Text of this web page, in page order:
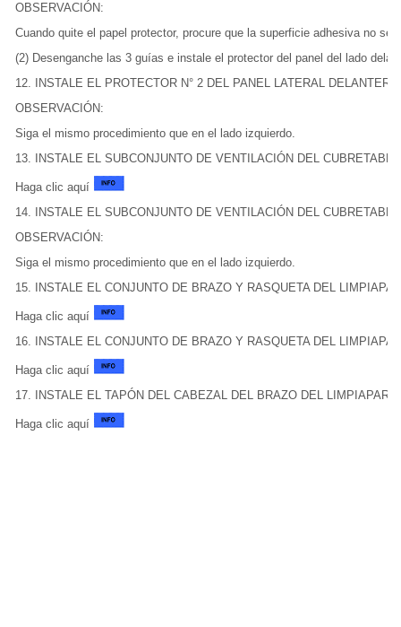
OBSERVACIÓN:
Cuando quite el papel protector, procure que la superficie adhesiva no se
(2) Desenganche las 3 guías e instale el protector del panel del lado
12. INSTALE EL PROTECTOR N° 2 DEL PANEL LATERAL
OBSERVACIÓN:
Siga el mismo procedimiento que en el lado izquierdo.
13. INSTALE EL SUBCONJUNTO DE VENTILACIÓN DEL
Haga clic aquí
14. INSTALE EL SUBCONJUNTO DE VENTILACIÓN DEL
OBSERVACIÓN:
Siga el mismo procedimiento que en el lado izquierdo.
15. INSTALE EL CONJUNTO DE BRAZO Y RASQUETA DEL
Haga clic aquí
16. INSTALE EL CONJUNTO DE BRAZO Y RASQUETA DEL
Haga clic aquí
17. INSTALE EL TAPÓN DEL CABEZAL DEL BRAZO DEL
Haga clic aquí